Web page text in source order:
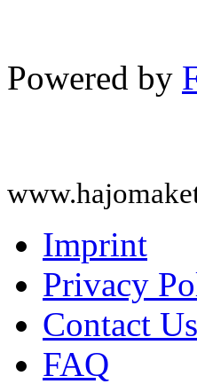
Powered by
Imprint
Privacy
Contact Us
FAQ